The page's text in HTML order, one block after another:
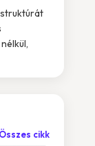
Összes cikk